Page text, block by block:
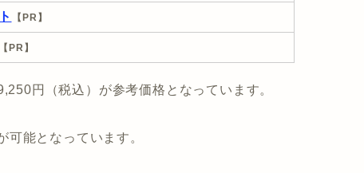
【PR】
【PR】
円（税込）が参考価格となっています。
能となっています。